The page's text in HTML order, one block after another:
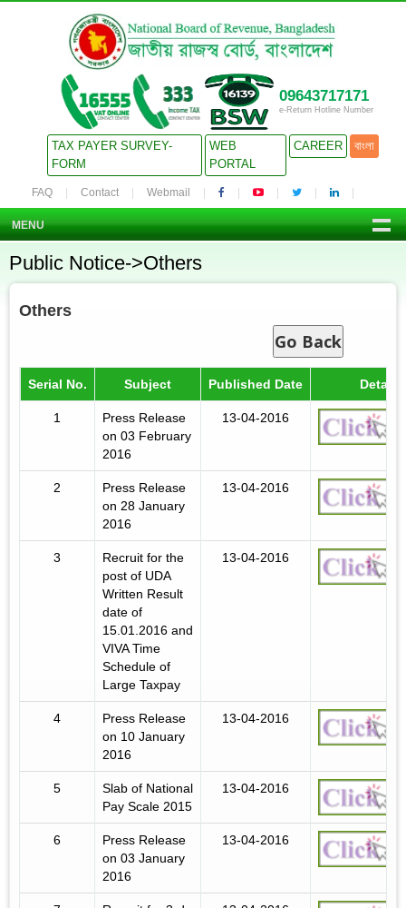
09643717171
e-Return Hotline Number
TAX PAYER SURVEY-
FORM
WEB
PORTAL
CAREER বাংলা
FAQ Contact Webmail
MENU
Public Notice->Others
Others
Go Back
Serial No. Subject Published Date Details
1
Press Release
on 03 February
2016
13-04-2016
2
Press Release
on 28 January
2016
13-04-2016
3
Recruit for the
post of UDA
Written Result
date of
15.01.2016 and
VIVA Time
Schedule of
Large Taxpay
13-04-2016
4
Press Release
on 10 January
2016
13-04-2016
5
Slab of National
Pay Scale 2015
13-04-2016
6
Press Release
on 03 January
2016
13-04-2016